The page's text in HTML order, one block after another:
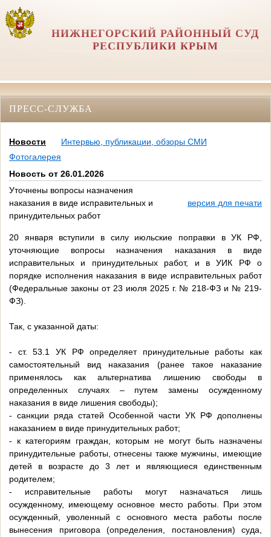
НИЖНЕГОРСКИЙ РАЙОННЫЙ СУД
РЕСПУБЛИКИ КРЫМ
ПРЕСС-СЛУЖБА
Новости
Интервью, публикации, обзоры СМИ
Фотогалерея
Новость от 26.01.2026
Уточнены вопросы назначения
наказания в виде исправительных и
принудительных работ
версия для печати
20 января вступили в силу июльские поправки в УК РФ,
уточняющие вопросы назначения наказания в виде
исправительных и принудительных работ, и в УИК РФ о
порядке исполнения наказания в виде исправительных работ
(Федеральные законы от 23 июля 2025 г. № 218-ФЗ и № 219-
ФЗ).
Так, с указанной даты:
- ст. 53.1 УК РФ определяет принудительные работы как
самостоятельный вид наказания (ранее такое наказание
применялось как альтернатива лишению свободы в
определенных случаях – путем замены осужденному
наказания в виде лишения свободы);
- санкции ряда статей Особенной части УК РФ дополнены
наказанием в виде принудительных работ;
- к категориям граждан, которым не могут быть назначены
принудительные работы, отнесены также мужчины, имеющие
детей в возрасте до 3 лет и являющиеся единственным
родителем;
- исправительные работы могут назначаться лишь
осужденному, имеющему основное место работы. При этом
осужденный, уволенный с основного места работы после
вынесения приговора (определения, постановления) суда,